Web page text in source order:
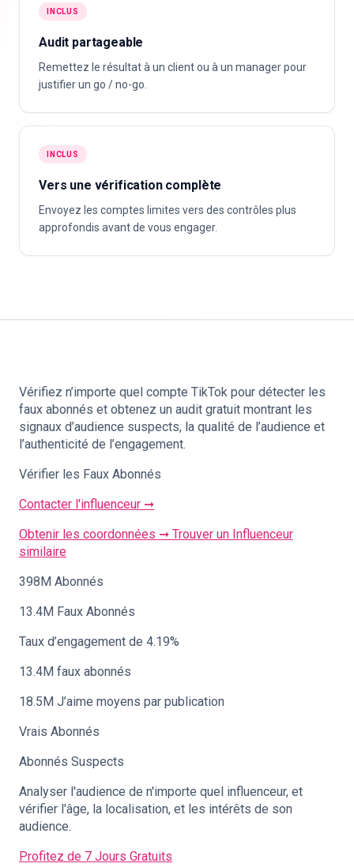
INCLUS
Audit partageable
Remettez le résultat à un client ou à un manager pour
justifier un go / no-go.
INCLUS
Vers une vérification complète
Envoyez les comptes limites vers des contrôles plus
approfondis avant de vous engager.
Vérifiez n’importe quel compte TikTok pour détecter les
faux abonnés et obtenez un audit gratuit montrant les
signaux d’audience suspects, la qualité de l’audience et
l’authenticité de l’engagement.
Vérifier les Faux Abonnés
Contacter l'influenceur ➞
Obtenir les coordonnées ➞ Trouver un Influenceur
similaire
398M Abonnés
13.4M Faux Abonnés
Taux d’engagement de 4.19%
13.4M faux abonnés
18.5M J’aime moyens par publication
Vrais Abonnés
Abonnés Suspects
Analyser l'audience de n'importe quel influenceur, et
vérifier l'âge, la localisation, et les intérêts de son
audience.
Profitez de 7 Jours Gratuits